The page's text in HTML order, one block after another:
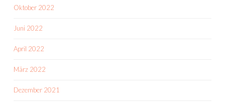
Oktober 2022
Juni 2022
April 2022
März 2022
Dezember 2021